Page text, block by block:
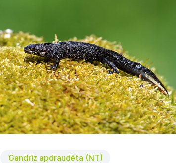
Gandrīz apdraudēta (NT)